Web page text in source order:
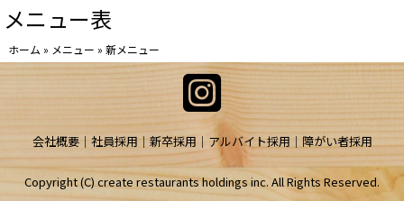
メニュー表
ホーム » メニュー »新メニュー
会社概要 社員採用 新卒採用 アルバイト採用 障がい者採用
Copyright (C) create restaurants holdings inc. All Rights Reserved.